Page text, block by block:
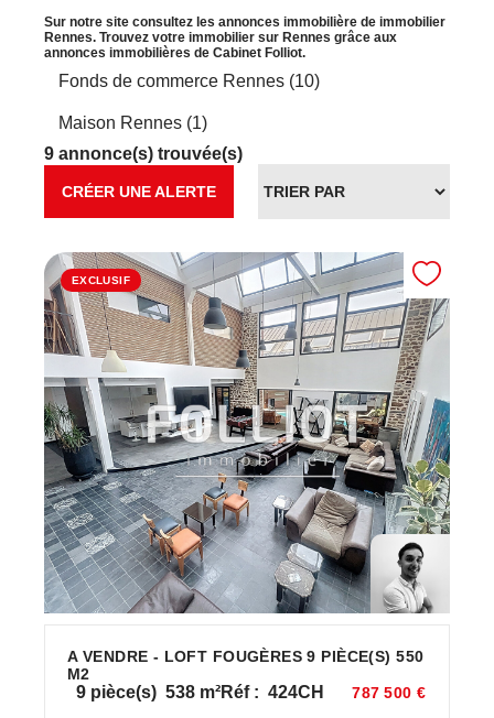
Sur notre site consultez les annonces immobilière de immobilier
Rennes. Trouvez votre immobilier sur Rennes grâce aux
annonces immobilières de Cabinet Folliot.
Fonds de commerce Rennes (10)
Maison Rennes (1)
9 annonce(s) trouvée(s)
CRÉER UNE ALERTE
EXCLUSIF
A VENDRE - LOFT FOUGÈRES 9 PIÈCE(S) 550
M2
9 pièce(s) 538 m²Réf : 424CH 787 500 €